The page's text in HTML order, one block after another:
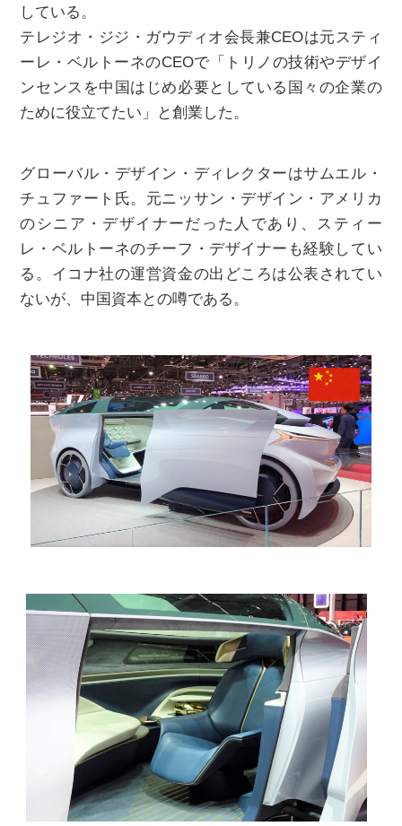
している。
テレジオ・ジジ・ガウディオ会長兼CEOは元スティ
ーレ・ベルトーネのCEOで「トリノの技術やデザイ
ンセンスを中国はじめ必要としている国々の企業の
ために役立てたい」と創業した。
グローバル・デザイン・ディレクターはサムエル・
チュファート氏。元ニッサン・デザイン・アメリカ
のシニア・デザイナーだった人であり、スティー
レ・ベルトーネのチーフ・デザイナーも経験してい
る。イコナ社の運営資金の出どころは公表されてい
ないが、中国資本との噂である。